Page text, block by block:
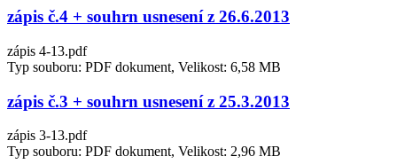
zápis č.4 + souhrn usnesení z 26.6.2013
zápis 4-13.pdf
Typ souboru: PDF dokument, Velikost: 6,58 MB
zápis č.3 + souhrn usnesení z 25.3.2013
zápis 3-13.pdf
Typ souboru: PDF dokument, Velikost: 2,96 MB